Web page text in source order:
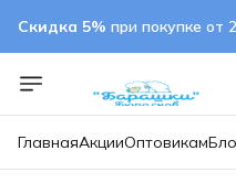
Скидка 5% при покупке от
ГлавнаяАкцииОптовикам